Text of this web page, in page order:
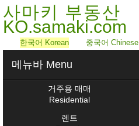
사마키 부동산
KO.samaki.com
한국어 Korean 중국어 Chinese
메뉴바 Menu
거주용 매매
Residential
렌트